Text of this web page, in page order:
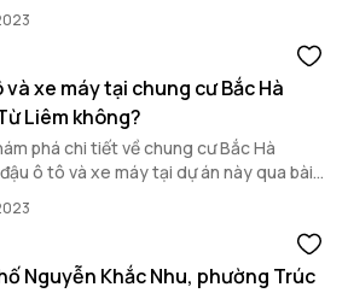
xe máy tại chung cư Bắc Hà
Liêm không?
phá chi tiết về chung cư Bắc Hà
ô tô và xe máy tại dự án này qua bài
Nguyễn Khắc Nhu, phường Trúc